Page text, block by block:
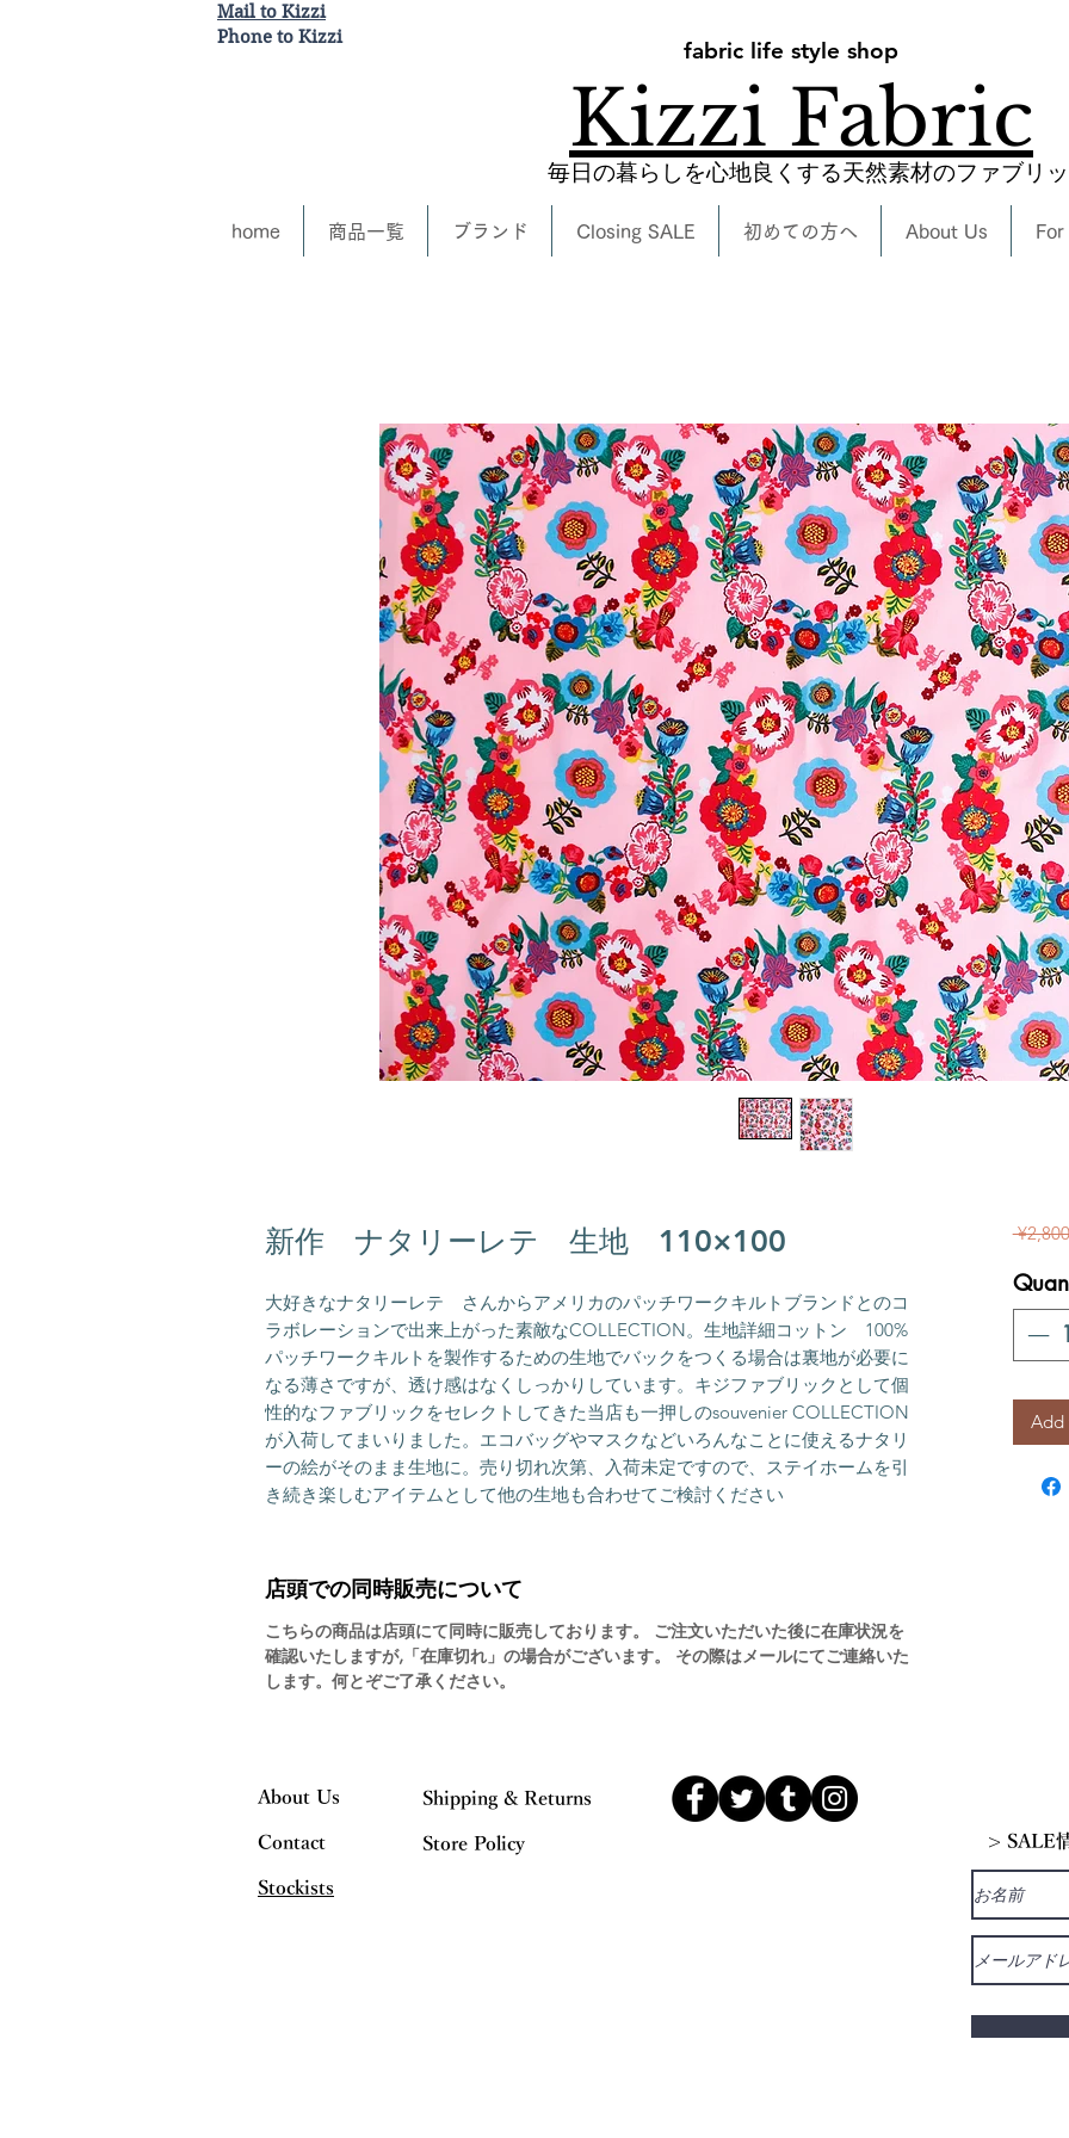
Mail to Kizzi
Phone to Kizzi
fabric life style shop
Kizzi Fabric
毎日の暮らしを心地良くする天然素材のファブリ
home 商品一覧 ブランド Closing SALE 初めての方へ About Us
新作 ナタリーレテ 生地 110×100
大好きなナタリーレテ　さんからアメリカのパッチワークキルトブランドとのコ
ラボレーションで出来上がった素敵なCOLLECTION。生地詳細コットン　100%
パッチワークキルトを製作するための生地でバックをつくる場合は裏地が必要に
なる薄さですが、透け感はなくしっかりしています。キジファブリックとして個
性的なファブリックをセレクトしてきた当店も一押しのsouvenier COLLECTION
が入荷してまいりました。エコバッグやマスクなどいろんなことに使えるナタリ
ーの絵がそのまま生地に。売り切れ次第、入荷未定ですので、ステイホームを引
き続き楽しむアイテムとして他の生地も合わせてご検討ください
店頭での同時販売について
こちらの商品は店頭にて同時に販売しております。 ご注文いただいた後に在庫状況を
確認いたしますが,「在庫切れ」の場合がございます。 その際はメールにてご連絡いた
します。何とぞご了承ください。
Add
About Us
Contact
Stockists
Shipping & Returns
Store Policy > SALE